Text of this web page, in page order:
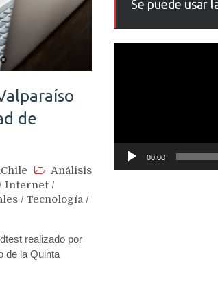
de
Análisis
/ Internet /
/ Tecnología /
realizado por
de la Quinta
Se puede usar
00:00